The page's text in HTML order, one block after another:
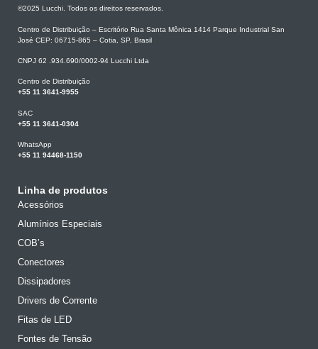
©2025 Lucchi. Todos os direitos reservados.
Centro de Distribuição – Escritório Rua Santa Mônica 1414 Parque Industrial San
José CEP: 06715-865 – Cotia, SP, Brasil
CNPJ 62 .934.690/0002-94 Lucchi Ltda
Centro de Distribuição
+55 11 3641-9955
SAC
+55 11 3641-0304
WhatsApp
+55 11 94468-1150
Linha de produtos
Acessórios
Alumínios Especiais
COB’s
Conectores
Dissipadores
Drivers de Corrente
Fitas de LED
Fontes de Tensão